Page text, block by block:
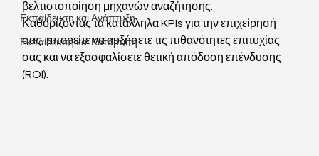
Εκπαίδευση και Ανάπτυξη
Εκπαίδευση και Κατάρτιση
βελτιστοποίηση μηχανών αναζήτησης.
Καθορίζοντας τα κατάλληλα KPIs για την επιχείρησή
σας, μπορείτε να αυξήσετε τις πιθανότητες επιτυχίας
σας και να εξασφαλίσετε θετική απόδοση επένδυσης
(ROI).